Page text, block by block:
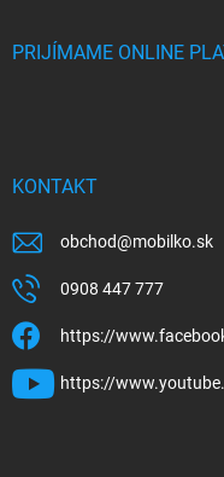
PRIJÍMAME ONLINE
KONTAKT
obchod@mobilko.sk
0908 447 777
https://
https://